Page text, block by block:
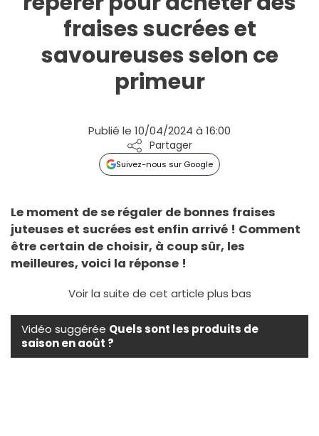
fraises sucrées et
savoureuses selon ce
primeur
Publié le 10/04/2024 à 16:00
Partager
Suivez-nous sur Google
Le moment de se régaler de bonnes fraises
juteuses et sucrées est enfin arrivé ! Comment
être certain de choisir, à coup sûr, les
meilleures, voici la réponse !
Voir la suite de cet article plus bas
Vidéo suggérée Quels sont les produits de
saison en août ?